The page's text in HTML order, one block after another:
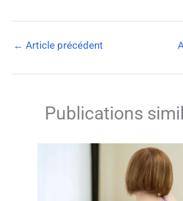
← Article précédent
Publications